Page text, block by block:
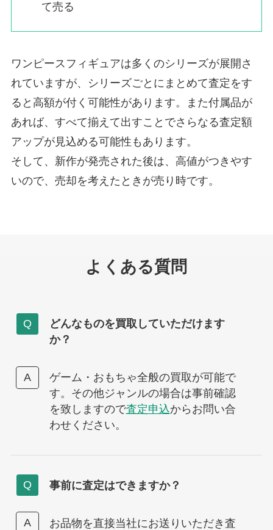
て売る
ワンピースフィギュアは多くのシリーズが展開さ
れていますが、シリーズごとにまとめて査定をす
ると高額が付く可能性があります。また付属品が
あれば、すべて揃えて出すことでさらなる査定額
アップが見込める可能性もあります。
そして、新作が発売された後は、高値がつきやす
いので、売却を考えたときが売り時です。
よくある質問
どんなものを買取していただけます
か？
ゲーム・おもちゃ全般の買取が可能で
す。その他ジャンルの場合は事前確認
を致しますので査定申込からお問い合
わせください。
事前に査定はできますか？
お品物を直接当社にお送りいただき査